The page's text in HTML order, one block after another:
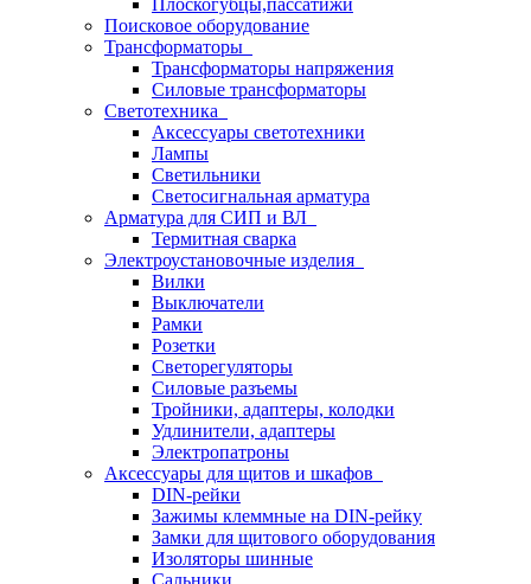
Плоскогубцы,пассатижи
Поисковое оборудование
Трансформаторы
Трансформаторы напряжения
Силовые трансформаторы
Светотехника
Аксессуары светотехники
Лампы
Светильники
Светосигнальная арматура
Арматура для СИП и ВЛ
Термитная сварка
Электроустановочные изделия
Вилки
Выключатели
Рамки
Розетки
Светорегуляторы
Силовые разъемы
Тройники, адаптеры, колодки
Удлинители, адаптеры
Электропатроны
Аксессуары для щитов и шкафов
DIN-рейки
Зажимы клеммные на DIN-рейку
Замки для щитового оборудования
Изоляторы шинные
Сальники